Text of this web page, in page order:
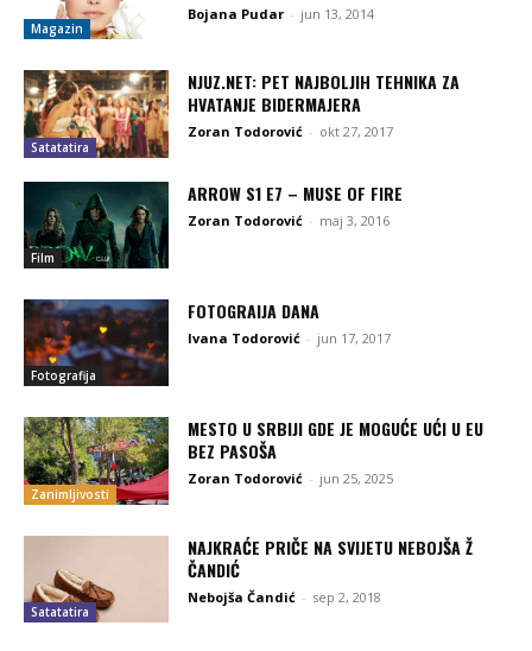
Magazin
Bojana Pudar - jun 13, 2014
Satatatira
NJUZ.NET: PET NAJBOLJIH TEHNIKA ZA
HVATANJE BIDERMAJERA
Zoran Todorović - okt 27, 2017
Film
ARROW S1 E7 – MUSE OF FIRE
Zoran Todorović - maj 3, 2016
Fotografija
FOTOGRAIJA DANA
Ivana Todorović - jun 17, 2017
Zanimljivosti
MESTO U SRBIJI GDE JE MOGUĆE UĆI U EU
BEZ PASOŠA
Zoran Todorović - jun 25, 2025
Satatatira
NAJKRAĆE PRIČE NA SVIJETU NEBOJŠA Ž
ČANDIĆ
Nebojša Čandić - sep 2, 2018